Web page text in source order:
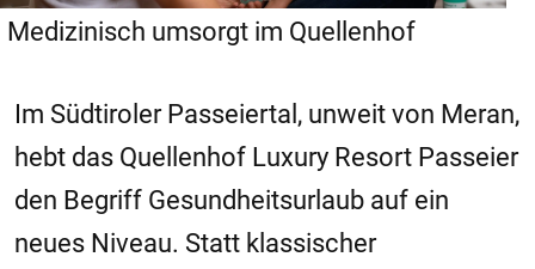
Medizinisch umsorgt im Quellenhof
Im Südtiroler Passeiertal, unweit von Meran,
hebt das Quellenhof Luxury Resort Passeier
den Begriff Gesundheitsurlaub auf ein
neues Niveau. Statt klassischer